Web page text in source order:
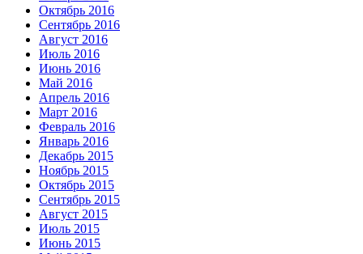
Октябрь 2016
Сентябрь 2016
Август 2016
Июль 2016
Июнь 2016
Май 2016
Апрель 2016
Март 2016
Февраль 2016
Январь 2016
Декабрь 2015
Ноябрь 2015
Октябрь 2015
Сентябрь 2015
Август 2015
Июль 2015
Июнь 2015